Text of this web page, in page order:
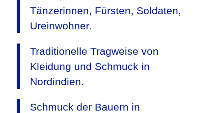
Tänzerinnen, Fürsten, Soldaten,
Ureinwohner.
Traditionelle Tragweise von
Kleidung und Schmuck in
Nordindien.
Schmuck der Bauern in